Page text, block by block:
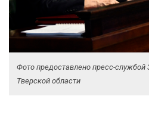
Фото предоставлено пресс-службой
Тверской области